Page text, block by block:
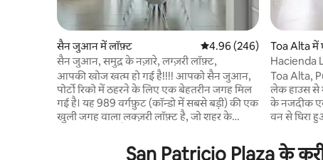
सैन जुआन में लॉफ़्ट औसत रेटिंग 5 में से 4.96, 246
4.96 (246)
सैन जुआन, समुद्र के नज़ारे, लग्ज़री लॉफ़्ट,
आपकी खोज खत्म हो गई है!!!! आपको सैन जुआन,
पोर्टो रिको में ठहरने के लिए एक बेहतरीन जगह मिल
गई है। यह 989 वर्गफ़ुट (कॉन्डो में सबसे बड़ी) की एक
खुली जगह वाला लक्ज़री लॉफ़्ट है, जो शहर के
साथ एक बेहतरीन और सुस्वादु ढंग से सजाए गए
लॉफ़्ट में खुद को शामिल करें। इसके अलावा, द्वीप पर
Toa Alta में
Hacienda
एस्केप
Toa Alta,
लेक हाउस से
के नजदीक
वन से घिरा
लगभग दो
ही लुकआउट
San Patricio Plaza के